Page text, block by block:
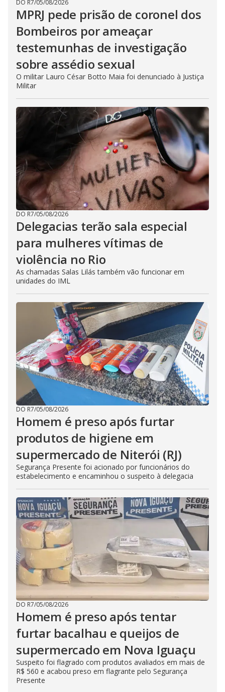
DO R7/05/08/2026
MPRJ pede prisão de coronel dos
Bombeiros por ameaçar
testemunhas de investigação
sobre assédio sexual
O militar Lauro César Botto Maia foi denunciado à Justiça
Militar
DO R7/05/08/2026
Delegacias terão sala especial
para mulheres vítimas de
violência no Rio
As chamadas Salas Lilás também vão funcionar em
unidades do IML
DO R7/05/08/2026
Homem é preso após furtar
produtos de higiene em
supermercado de Niterói (RJ)
Segurança Presente foi acionado por funcionários do
estabelecimento e encaminhou o suspeito à delegacia
DO R7/05/08/2026
Homem é preso após tentar
furtar bacalhau e queijos de
supermercado em Nova Iguaçu
Suspeito foi flagrado com produtos avaliados em mais de
R$ 560 e acabou preso em flagrante pelo Segurança
Presente